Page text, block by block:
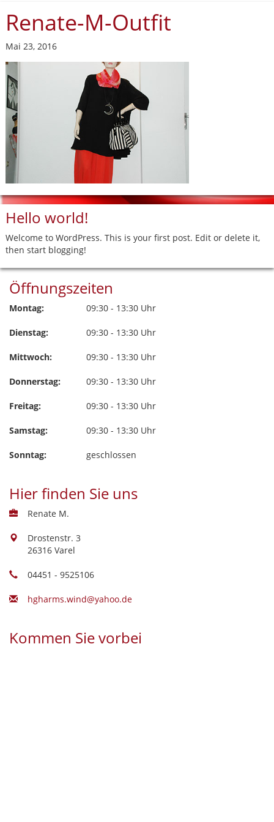
Renate-M-Outfit
Mai 23, 2016
Hello world!
Welcome to WordPress. This is your first post. Edit or delete it,
then start blogging!
Öffnungszeiten
Montag: 09:30 - 13:30 Uhr
Dienstag: 09:30 - 13:30 Uhr
Mittwoch: 09:30 - 13:30 Uhr
Donnerstag: 09:30 - 13:30 Uhr
Freitag: 09:30 - 13:30 Uhr
Samstag: 09:30 - 13:30 Uhr
Sonntag: geschlossen
Hier finden Sie uns
Renate M.
Drostenstr. 3
26316 Varel
04451 - 9525106
hgharms.wind@yahoo.de
Kommen Sie vorbei